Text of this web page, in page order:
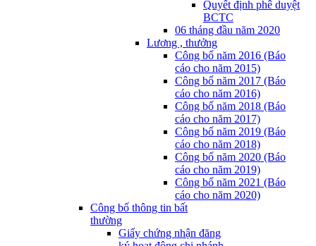
Quyết định phê duyệt
BCTC
06 tháng đầu năm 2020
Lương , thưởng
Công bố năm 2016 (Báo
cáo cho năm 2015)
Công bố năm 2017 (Báo
cáo cho năm 2016)
Công bố năm 2018 (Báo
cáo cho năm 2017)
Công bố năm 2019 (Báo
cáo cho năm 2018)
Công bố năm 2020 (Báo
cáo cho năm 2019)
Công bố năm 2021 (Báo
cáo cho năm 2020)
Công bố thông tin bất
thường
Giấy chứng nhận đăng